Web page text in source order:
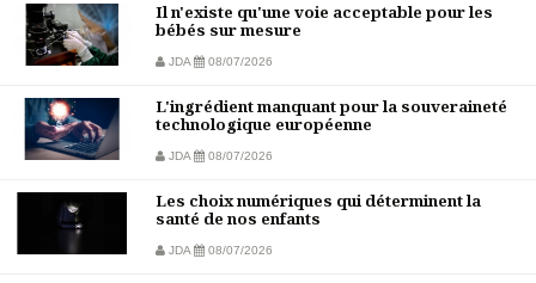
Il n'existe qu'une voie acceptable pour les
bébés sur mesure
JDA 08/07/2026
L'ingrédient manquant pour la souveraineté
technologique européenne
JDA 08/07/2026
Les choix numériques qui déterminent la
santé de nos enfants
JDA 08/07/2026